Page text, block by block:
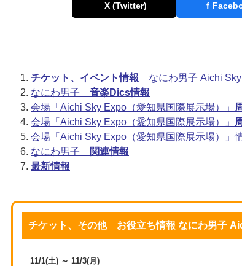
X (Twitter) f
チケット、イベント情報 なにわ男子 Aichi Sky
なにわ男子 音楽Dics情報
会場「Aichi Sky Expo（愛知県国際展示場）」
会場「Aichi Sky Expo（愛知県国際展示場）」
会場「Aichi Sky Expo（愛知県国際展示場）」
なにわ男子
関連情報
最新情報
チケット、その他 お役立ち情報 なにわ男子
11/1(土) ～ 11/3(月)